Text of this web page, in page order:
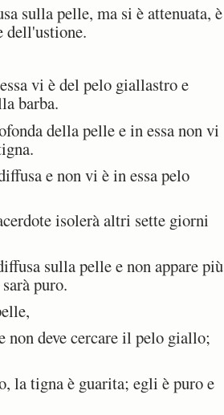
sulla pelle, ma si è attenuata, è
dell'ustione.
vi è del pelo giallastro e
barba.
della pelle e in essa non vi
e non vi è in essa pelo
isolerà altri sette giorni
sulla pelle e non appare più
puro.
non deve cercare il pelo giallo;
la tigna è guarita; egli è puro e